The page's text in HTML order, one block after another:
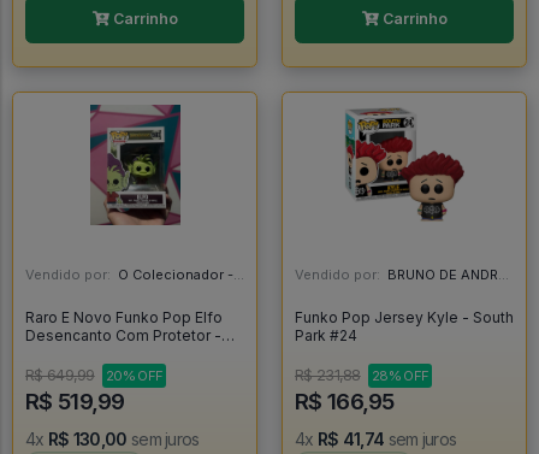
Carrinho Carrinho
Vendido por: O Colecionador - SP
Raro E Novo Funko Pop Elfo
Desencanto Com Protetor -
R$ 649,99
20% OFF
R$ 519,99
4x R$ 130,00 sem juros
Vendido por: BRUNO DE ANDRADE CLEMENTE - SC
Funko Pop Jersey Kyle - South
Park #24
R$ 231,88 28% OFF
R$ 166,95
4x R$ 41,74 sem juros